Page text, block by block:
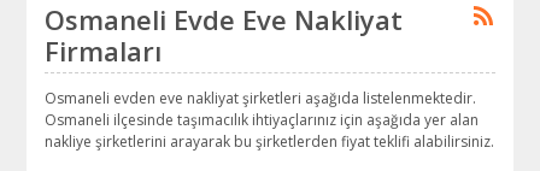
Osmaneli Evde Eve Nakliyat
Firmaları
Osmaneli evden eve nakliyat şirketleri aşağıda listelenmektedir.
Osmaneli ilçesinde taşımacılık ihtiyaçlarınız için aşağıda yer alan
nakliye şirketlerini arayarak bu şirketlerden fiyat teklifi alabilirsiniz.